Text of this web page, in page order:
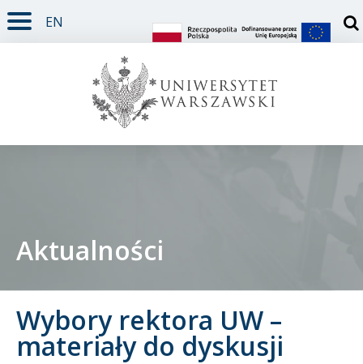
TREŚĆ STRONY
MENU GŁÓWNE
WYSZUKIWARKA
SOCIAL MEDIA
STOPKA STRONY
EN
Doktorant
Pracownik
Aktualności
Wybory rektora UW –
materiały do dyskusji